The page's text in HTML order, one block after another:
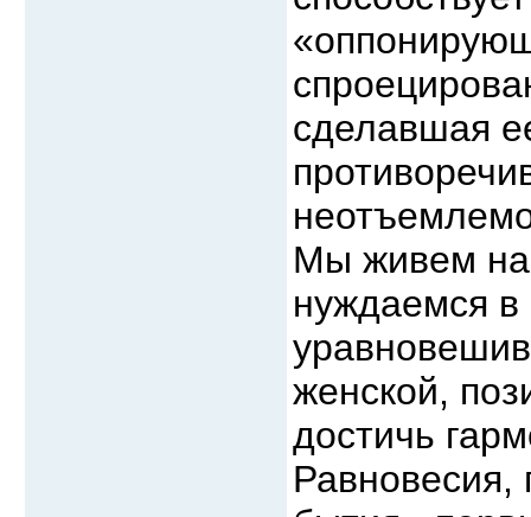
сделавшая
Мы живем на
нуждаемся
женской,
достичь
Равновесия,